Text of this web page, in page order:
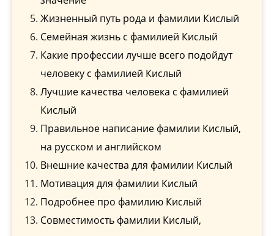
Жизненный путь рода и фамилии Кислый
Семейная жизнь с фамилией Кислый
Какие профессии лучше всего подойдут
человеку с фамилией Кислый
Лучшие качества человека с фамилией
Кислый
Правильное написание фамилии Кислый,
на русском и английском
Внешние качества для фамилии Кислый
Мотивация для фамилии Кислый
Подробнее про фамилию Кислый
Совместимость фамилии Кислый,